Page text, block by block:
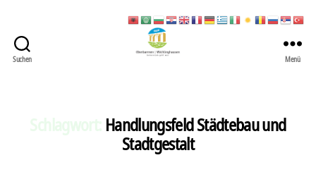
Suchen
Stadt
Menü
Handlungsfeld Städtebau und
Stadtgestalt